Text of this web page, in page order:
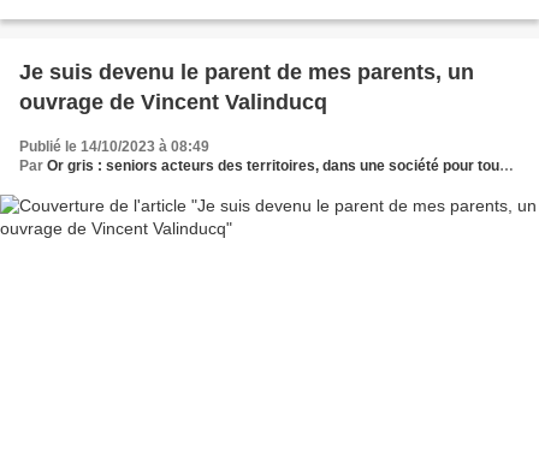
Je suis devenu le parent de mes parents, un
ouvrage de Vincent Valinducq
Publié le 14/10/2023 à 08:49
Par Or gris : seniors acteurs des territoires, dans une société pour tous les âges